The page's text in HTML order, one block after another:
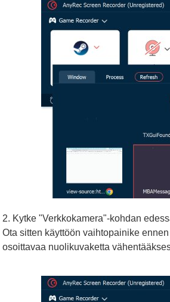
2. Kytke "Verkkokamera"-kohdan
Ota sitten käyttöön vaihtopainike
osoittavaa nuolikuvaketta